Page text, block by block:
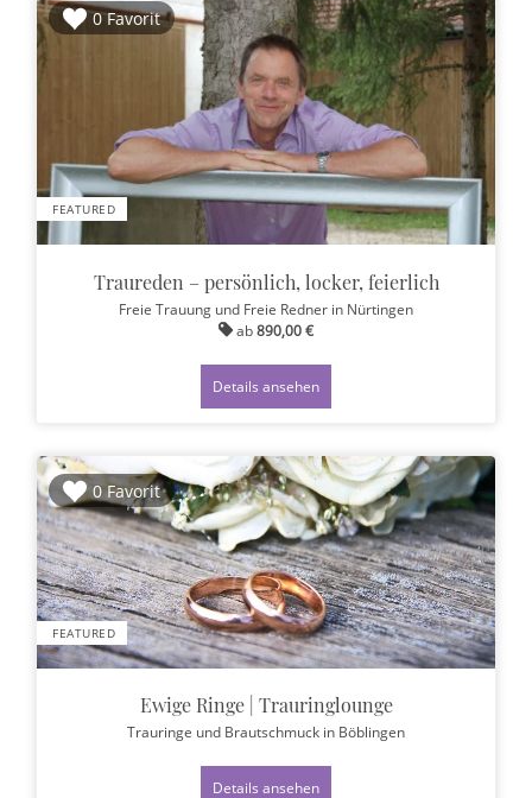
0 Favorit
FEATURED
Traureden – persönlich, locker, feierlich
Freie Trauung und Freie Redner in Nürtingen
ab890,00 €
Details ansehen
0 Favorit
FEATURED
Ewige Ringe | Trauringlounge
Trauringe und Brautschmuck in Böblingen
Details ansehen